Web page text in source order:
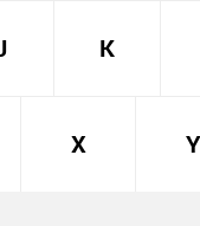
K
X Y